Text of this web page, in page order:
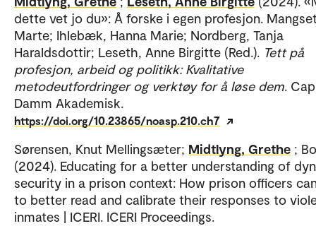
dette vet jo du»: Å forske i egen profesjon.
Marte; Ihlebæk, Hanna Marie; Nordberg, Tanja
Haraldsdottir; Leseth, Anne Birgitte (Red.). Tett på
profesjon, arbeid og politikk: Kvalitative
metodeutfordringer og verktøy for å løse dem .
Damm Akademisk.
https://doi.org/10.23865/noasp.210.ch7
Sørensen, Knut Mellingsæter; Midtlyng, Grethe ;
(2024). Educating for a better understanding of
security in a prison context: How prison officers
to better read and calibrate their responses to
inmates | ICERI. ICERI Proceedings.